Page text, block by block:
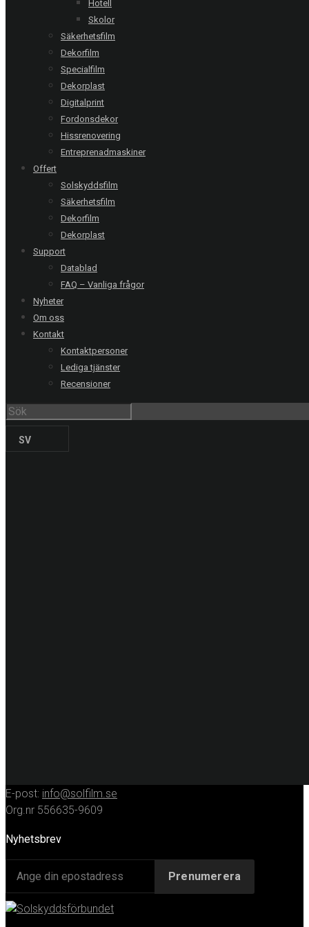
Hotell
Skolor
Säkerhetsfilm
Dekorfilm
Specialfilm
Dekorplast
Digitalprint
Fordonsdekor
Hissrenovering
Entreprenadmaskiner
Offert
Solskyddsfilm
Säkerhetsfilm
Dekorfilm
Dekorplast
Support
Datablad
FAQ – Vanliga frågor
Nyheter
Om oss
Kontakt
Kontaktpersoner
Lediga tjänster
Recensioner
SV
Relaterade referenser
Åkersberga | Privat villa
Clarity 60 EXT - 7 glas
Norrköping | Bastuflotte
Clarity 285 XC
Kävlinge | Privat villa
Chrome 270 XC - 10 glas
RING OSS
Stockholm
08-20 66 00
Göteborg
031-711 39 00
040-21 60 40
Uppsala
Helsingborg
Jönköping
E-post: info@solfilm.se
Org.nr 556635-9609
Nyhetsbrev